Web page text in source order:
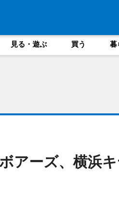
見る・遊ぶ 買う 暮
アーズ、横浜